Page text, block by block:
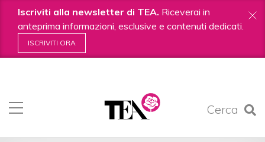
Iscriviti alla newsletter di TEA. Riceverai in
anteprima informazioni, esclusive e contenuti dedicati.
ISCRIVITI ORA
Cerca
contenuti.
|